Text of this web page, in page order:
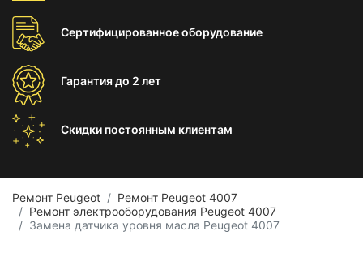
Сертифицированноеоборудование
Гарантиядо 2 лет
Скидки постоянным клиентам
Ремонт Peugeot
Ремонт Peugeot 4007
Ремонт электрооборудования Peugeot 4007
Замена датчика уровня масла Peugeot 4007